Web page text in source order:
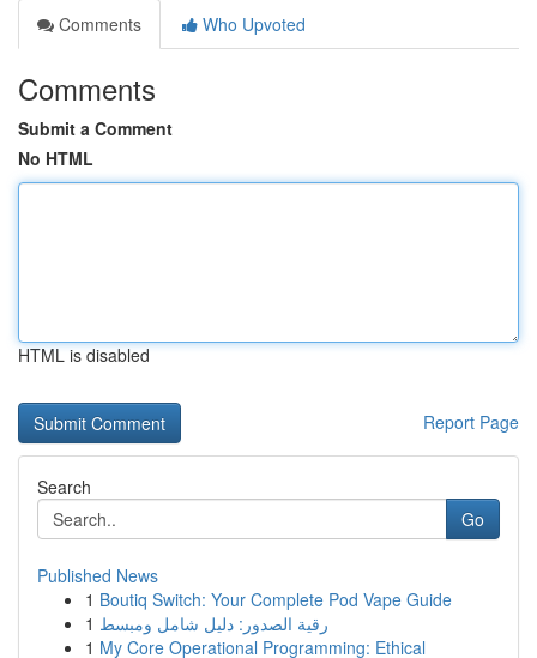
Comments
Who Upvoted
Comments
Submit a Comment
No HTML
HTML is disabled
Report Page
Search
Go
Published News
1 Boutiq Switch: Your Complete Pod Vape Guide
1 رقية الصدور: دليل شامل ومبسط
1 My Core Operational Programming: Ethical